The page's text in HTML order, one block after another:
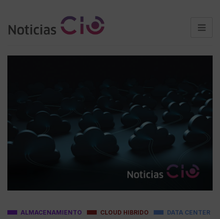
ALMACENAMIENTO CLOUD HIBRIDO DATA CENTER